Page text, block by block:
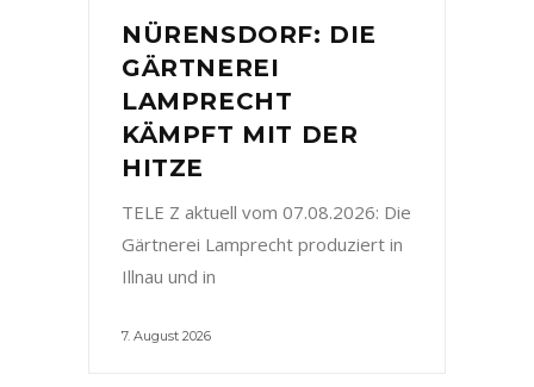
NÜRENSDORF: DIE
GÄRTNEREI
LAMPRECHT
KÄMPFT MIT DER
HITZE
TELE Z aktuell vom 07.08.2026: Die
Gärtnerei Lamprecht produziert in
Illnau und in
7. August 2026